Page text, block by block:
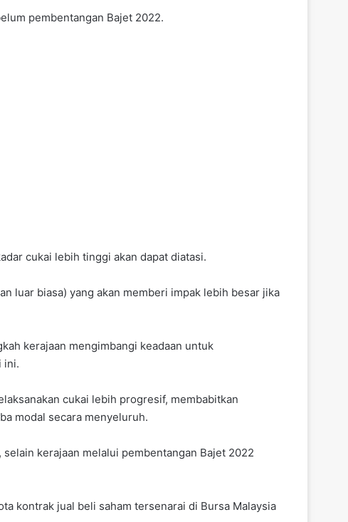
pembentangan Bajet 2022.
cukai lebih tinggi akan dapat diatasi.
luar biasa) yang akan memberi impak lebih besar jika
kerajaan mengimbangi keadaan untuk
ini.
cukai lebih progresif, membabitkan
modal secara menyeluruh.
kerajaan melalui pembentangan Bajet 2022
kontrak jual beli saham tersenarai di Bursa Malaysia